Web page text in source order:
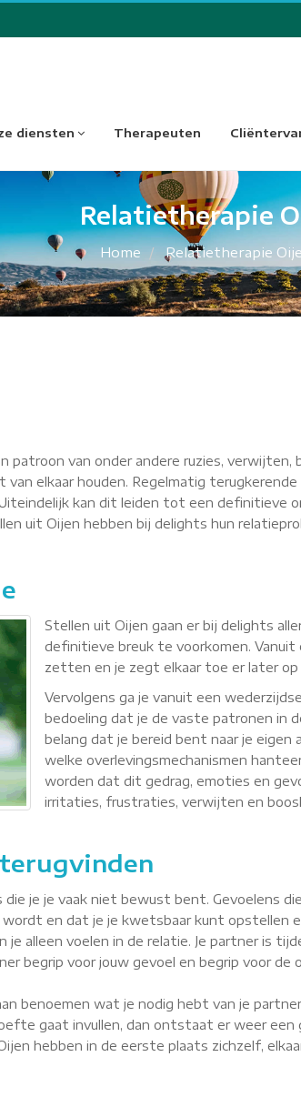
diensten Therapeuten
Relatietherapie
Home Relatietherapie
patroon van onder andere ruzies,
elkaar houden. Regelmatig
kan dit leiden tot een definitieve
uit Oijen hebben bij delights hun
Stellen uit Oijen gaan er bij delights
definitieve breuk te voorkomen.
zetten en je zegt elkaar toe er later
Vervolgens ga je vanuit een
bedoeling dat je de vaste patronen in
belang dat je bereid bent naar je
welke overlevingsmechanismen
worden dat dit gedrag, emoties en
irritaties, frustraties, verwijten en
je je vaak niet bewust bent. Gevoelens
en dat je je kwetsbaar kunt opstellen
je alleen voelen in de relatie. Je partner is
begrip voor jouw gevoel en begrip voor de
benoemen wat je nodig hebt van je
gaat invullen, dan ontstaat er weer
hebben in de eerste plaats zichzelf,